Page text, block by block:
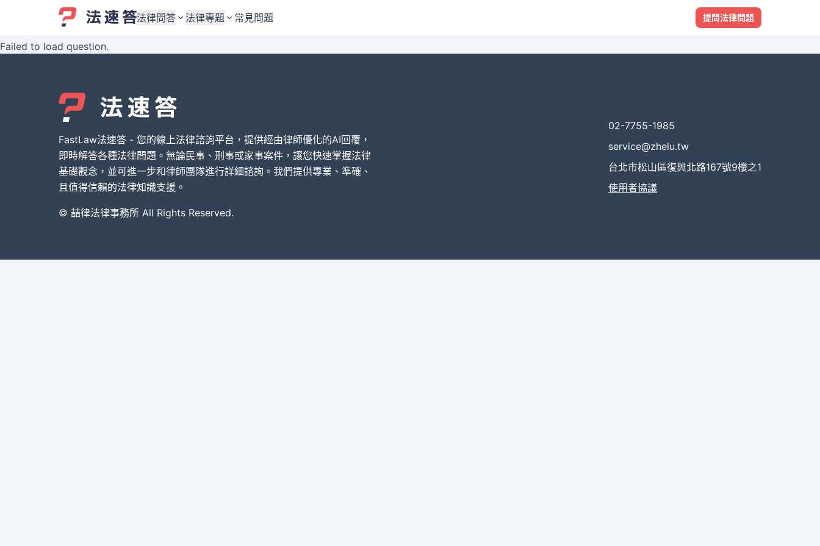
法律問答
婚姻與監護權
債務與債權
刑事犯罪案件
其他案件類型
法律專題
婚姻與監護權
債務與債權
刑事犯罪案件
其他案件類型
常見問題 提問法律問題
Failed to load question.
FastLaw法速答 - 您的線上法律諮詢平台，提供經由律師優化的AI回覆，
即時解答各種法律問題。無論民事、刑事或家事案件，讓您快速掌握法律
基礎觀念，並可進一步和律師團隊進行詳細諮詢。我們提供專業、準確、
且值得信賴的法律知識支援。
© 喆律法律事務所 All Rights Reserved.
02-7755-1985
service@zhelu.tw
台北市松山區復興北路167號9樓之1
使用者協議